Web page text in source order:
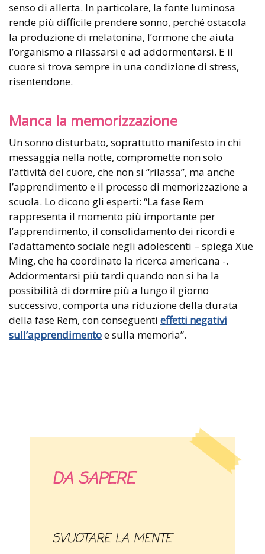
senso di allerta. In particolare, la fonte luminosa
rende più difficile prendere sonno, perché ostacola
la produzione di melatonina, l’ormone che aiuta
l’organismo a rilassarsi e ad addormentarsi. E il
cuore si trova sempre in una condizione di stress,
risentendone.
Manca la memorizzazione
Un sonno disturbato, soprattutto manifesto in chi
messaggia nella notte, compromette non solo
l’attività del cuore, che non si “rilassa”, ma anche
l’apprendimento e il processo di memorizzazione a
scuola. Lo dicono gli esperti: “La fase Rem
rappresenta il momento più importante per
l’apprendimento, il consolidamento dei ricordi e
l’adattamento sociale negli adolescenti – spiega Xue
Ming, che ha coordinato la ricerca americana -.
Addormentarsi più tardi quando non si ha la
possibilità di dormire più a lungo il giorno
successivo, comporta una riduzione della durata
della fase Rem, con conseguenti effetti negativi
sull’apprendimentoe sulla memoria”.
DA SAPERE
SVUOTARE LA MENTE